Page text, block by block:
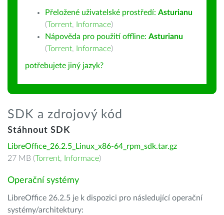
Přeložené uživatelské prostředí: Asturianu
(Torrent, Informace)
Nápověda pro použití offline: Asturianu
(Torrent, Informace)
potřebujete jiný jazyk?
SDK a zdrojový kód
Stáhnout SDK
LibreOffice_26.2.5_Linux_x86-64_rpm_sdk.tar.gz
27 MB (Torrent, Informace)
Operační systémy
LibreOffice 26.2.5 je k dispozici pro následující operační
systémy/architektury: